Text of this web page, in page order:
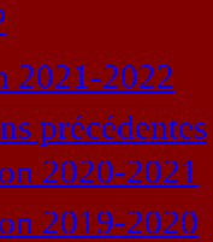
2021-2022
précédentes
2020-2021
2019-2020